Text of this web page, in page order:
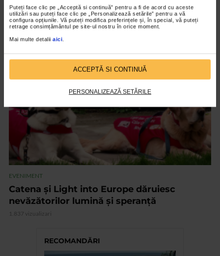
Puteți face clic pe „Acceptă si continuă” pentru a fi de acord cu aceste
utilizări sau puteți face clic pe „Personalizează setările” pentru a vă
configura opțiunile. Vă puteți modifica preferințele și, în special, vă puteți
retrage consimțământul pe site-ul nostru în orice moment.
Mai multe detalii aici
ACCEPTĂ SI CONTINUĂ
PERSONALIZEAZĂ SETĂRILE
EVENIMENT
Catena, mereu aproape de tine
EVENIMENT
Catena și Light into Europe dăruiesc
nevăzătorilor lumină și speranță
1.837 vizualizari
RECOMANDĂRI